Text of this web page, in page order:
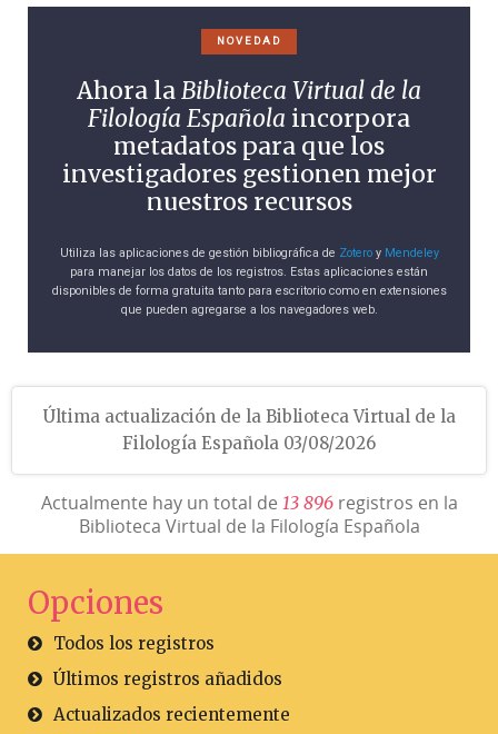
NOVEDAD
Ahora laBiblioteca Virtual de la
Filología Española incorpora
metadatos para que los
investigadores gestionen mejor
nuestros recursos
Utiliza las aplicaciones de gestión bibliográfica de Zoteroy Mendeley
para manejar los datos de los registros. Estas aplicaciones están
disponibles de forma gratuita tanto para escritorio como en extensiones
que pueden agregarse a los navegadores web.
Última actualización de la Biblioteca Virtual de la
Filología Española 03/08/2026
Actualmente hay un total de 13 896registros en la
Biblioteca Virtual de la Filología Española
Opciones
Todos los registros
Últimos registros añadidos
Actualizados recientemente